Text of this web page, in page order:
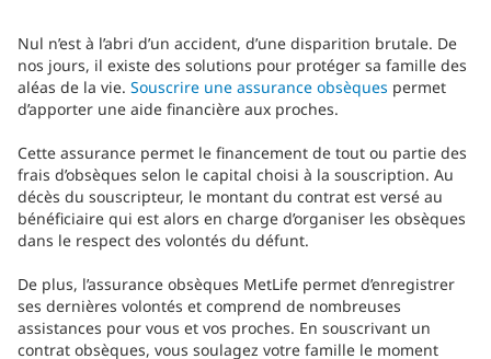
Nul n’est à l’abri d’un accident, d’une disparition brutale. De
nos jours, il existe des solutions pour protéger sa famille des
aléas de la vie. Souscrire une assurance obsèques permet
d’apporter une aide financière aux proches.
Cette assurance permet le financement de tout ou partie des
frais d’obsèques selon le capital choisi à la souscription. Au
décès du souscripteur, le montant du contrat est versé au
bénéficiaire qui est alors en charge d’organiser les obsèques
dans le respect des volontés du défunt.
De plus, l’assurance obsèques MetLife permet d’enregistrer
ses dernières volontés et comprend de nombreuses
assistances pour vous et vos proches. En souscrivant un
contrat obsèques, vous soulagez votre famille le moment